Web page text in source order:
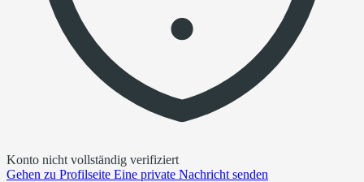
Konto nicht vollständig verifiziert
Gehen zu Profilseite Eine private Nachricht senden